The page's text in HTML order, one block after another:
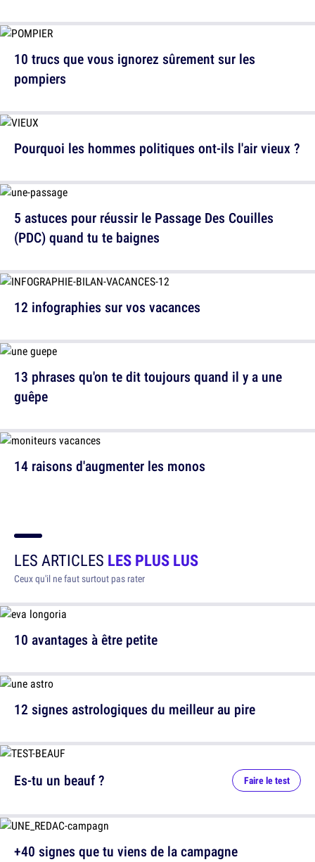
10 trucs que vous ignorez sûrement sur les
pompiers
5 astuces pour réussir le Passage Des Couilles
(PDC) quand tu te baignes
13 phrases qu'on te dit toujours quand il y a une
guêpe
Pourquoi les hommes politiques ont-ils l'air vieux ?
12 infographies sur vos vacances
14 raisons d'augmenter les monos
LES ARTICLES LES PLUS LUS
Ceux qu'il ne faut surtout pas rater
10 avantages à être petite
12 signes astrologiques du meilleur au pire
Es-tu un beauf ? Faire le test
+40 signes que tu viens de la campagne